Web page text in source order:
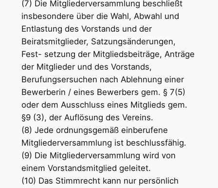
(7) Die Mitgliederversammlung beschließt
insbesondere über die Wahl, Abwahl und
Entlastung des Vorstands und der
Beiratsmitglieder, Satzungsänderungen,
Fest- setzung der Mitgliedsbeiträge, Anträge
der Mitglieder und des Vorstands,
Berufungsersuchen nach Ablehnung einer
Bewerberin / eines Bewerbers gem. § 7(5)
oder dem Ausschluss eines Mitglieds gem.
§9 (3), der Auflösung des Vereins.
(8) Jede ordnungsgemäß einberufene
Mitgliederversammlung ist beschlussfähig.
(9) Die Mitgliederversammlung wird von
einem Vorstandsmitglied geleitet.
(10) Das Stimmrecht kann nur persönlich